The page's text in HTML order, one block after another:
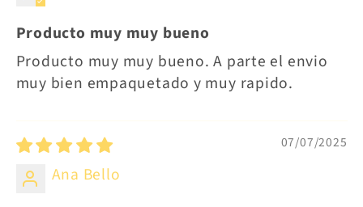
Producto muy muy bueno
Producto muy muy bueno. A parte el envio
muy bien empaquetado y muy rapido.
07/07/2025
Ana Bello